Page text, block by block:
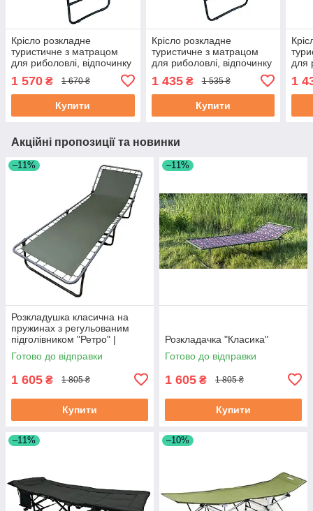
Крісло розкладне
туристичне з матрацом
для риболовлі, відпочинку
на природі "Ранок Люкс"
1 570 ₴ 1 670 ₴
Купити
Крісло розкладне
туристичне з матрацом
для риболовлі, відпочинку
1 435₴ 1 535 ₴
Купити
для
1
Акційні пропозиції та новинки
–11%
Розкладушка класична на
пружинах з регульованим
підголівником "Ретро" |
Розкладне ліжко
Готово до відправки
1 605 ₴ 1 805 ₴
Купити
–11%
Розкладачка "Класика"
Готово до відправки
1 605 ₴ 1 805 ₴
Купити
–11% –10%